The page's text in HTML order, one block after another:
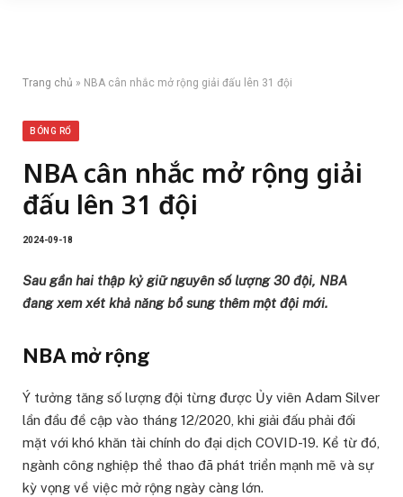
Trang chủ » NBA cân nhắc mở rộng giải đấu lên 31 đội
BÓNG RỔ
NBA cân nhắc mở rộng giải
đấu lên 31 đội
2024-09-18
Sau gần hai thập kỷ giữ nguyên số lượng 30 đội, NBA
đang xem xét khả năng bổ sung thêm một đội mới.
NBA mở rộng
Ý tưởng tăng số lượng đội từng được Ủy viên Adam Silver
lần đầu đề cập vào tháng 12/2020, khi giải đấu phải đối
mặt với khó khăn tài chính do đại dịch COVID-19. Kể từ đó,
ngành công nghiệp thể thao đã phát triển mạnh mẽ và sự
kỳ vọng về việc mở rộng ngày càng lớn.